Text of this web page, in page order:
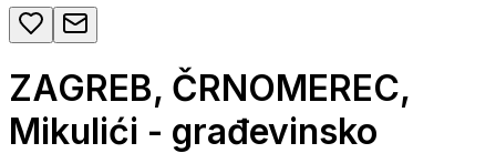
ZAGREB, ČRNOMEREC,
Mikulići - građevinsko